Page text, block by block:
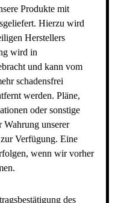
Produkte mit
Hierzu wird
Herstellers
wird in
und kann vom
schadensfrei
werden. Pläne,
oder sonstige
unserer
Verfügung. Eine
wenn wir vorher
des